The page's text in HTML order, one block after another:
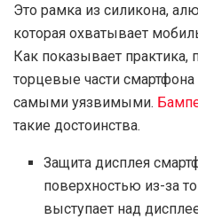
Это рамка из силикона,
которая охватывает
Как показывает практика,
торцевые части
самыми уязвимыми.
такие достоинства.
Защита дисплея
поверхностью из-за
выступает над